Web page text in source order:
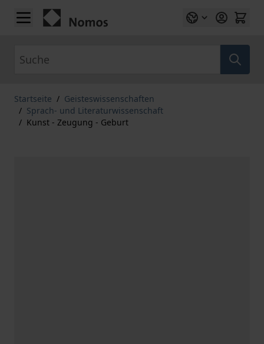
Zum Inhalt springen
Startseite / Geisteswissenschaften
/ Sprach- und Literaturwissenschaft
/ Kunst - Zeugung - Geburt